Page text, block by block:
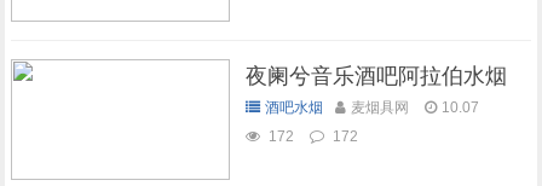
夜阑兮音乐酒吧阿拉伯水烟
酒吧水烟 麦烟具网
10.07
172
172